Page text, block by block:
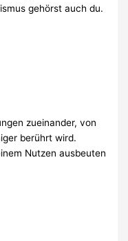
gehörst auch du.
zueinander, von
berührt wird.
Nutzen ausbeuten